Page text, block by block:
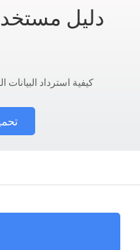
دليل
كيفية استرداد